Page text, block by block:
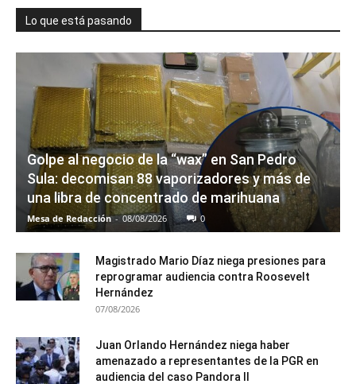
Lo que está pasando
Golpe al negocio de la “wax” en San Pedro
Sula: decomisan 88 vaporizadores y más de
una libra de concentrado de marihuana
Mesa de Redacción - 08/08/2026 0
Magistrado Mario Díaz niega presiones para
reprogramar audiencia contra Roosevelt
Hernández
07/08/2026
Juan Orlando Hernández niega haber
amenazado a representantes de la PGR en
audiencia del caso Pandora II